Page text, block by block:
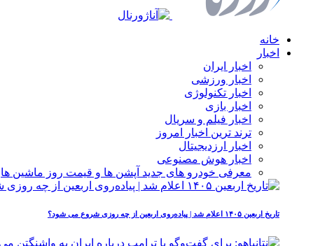
خانه
اخبار
اخبار ایران
اخبار ورزشی
اخبار تکنولوژی
اخبار بازی
اخبار فیلم و سریال
ترند ترین اخبار امروز
اخبار ارزدیجیتال
اخبار هوش مصنوعی
معرفی خودرو های جدید آپشن‌ ها و قیمت روز ماشین‌ ها
تاریخ اربعین ۱۴۰۵ اعلام شد | پیاده‌روی اربعین از چه روزی شروع می‌ شود؟